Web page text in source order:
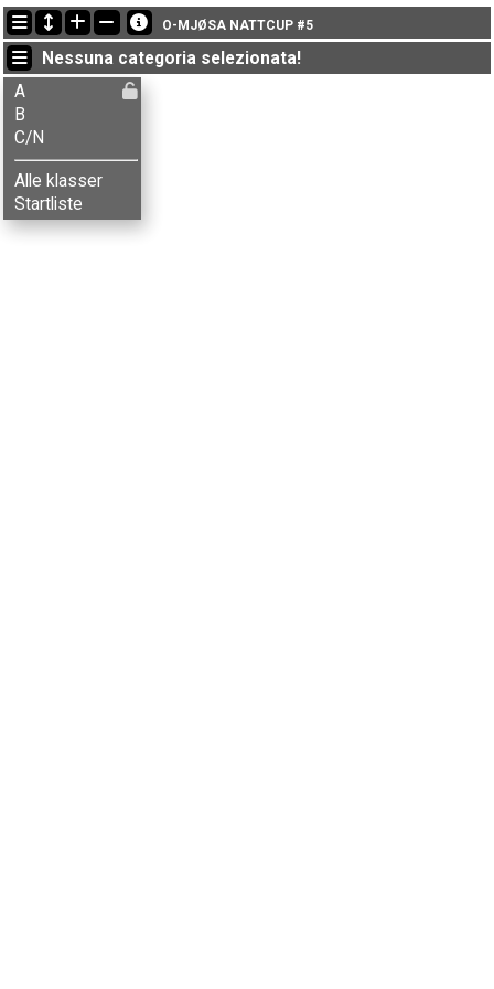
Ultimi aggiornamenti
17:14:59: Erik Haugen (B) è arrivato con il tempo: 33:27 (1)
17:14:59: Kenneth Bilstad (A) è arrivato con il tempo: 33:56 (1)
17:14:59: Knut Wikstrøm (B) got new status: NP
O-MJØSA NATTCUP #5
Nessuna categoria selezionata!
A
B
C/N
Alle klasser
Startliste